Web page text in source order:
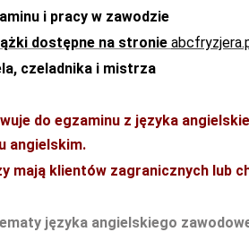
i pracy w zawodzie
dostępne na stronie
czeladnika i mistrza
do egzaminu z języka
angielskim.
mają klientów zagranicznych lub
języka angielskiego